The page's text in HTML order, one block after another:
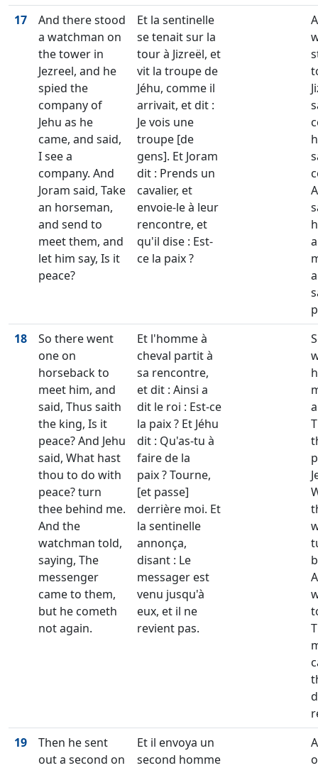
17
And there stood
a watchman on
the tower in
Jezreel, and he
spied the
company of
Jehu as he
came, and said,
I see a
company. And
Joram said, Take
an horseman,
and send to
meet them, and
let him say, Is it
peace?
Et la sentinelle
se tenait sur la
tour à Jizreël, et
vit la troupe de
Jéhu, comme il
arrivait, et dit :
Je vois une
troupe [de
gens]. Et Joram
dit : Prends un
cavalier, et
envoie-le à leur
rencontre, et
qu'il dise : Est-
ce la paix ?
18
So there went
one on
horseback to
meet him, and
said, Thus saith
the king, Is it
peace? And Jehu
said, What hast
thou to do with
peace? turn
thee behind me.
And the
watchman told,
saying, The
messenger
came to them,
but he cometh
not again.
Et l'homme à
cheval partit à
sa rencontre,
et dit : Ainsi a
dit le roi : Est-ce
la paix ? Et Jéhu
dit : Qu'as-tu à
faire de la
paix ? Tourne,
[et passe]
derrière moi. Et
la sentinelle
annonça,
disant : Le
messager est
venu jusqu'à
eux, et il ne
revient pas.
19
Then he sent
out a second on
Et il envoya un
second homme